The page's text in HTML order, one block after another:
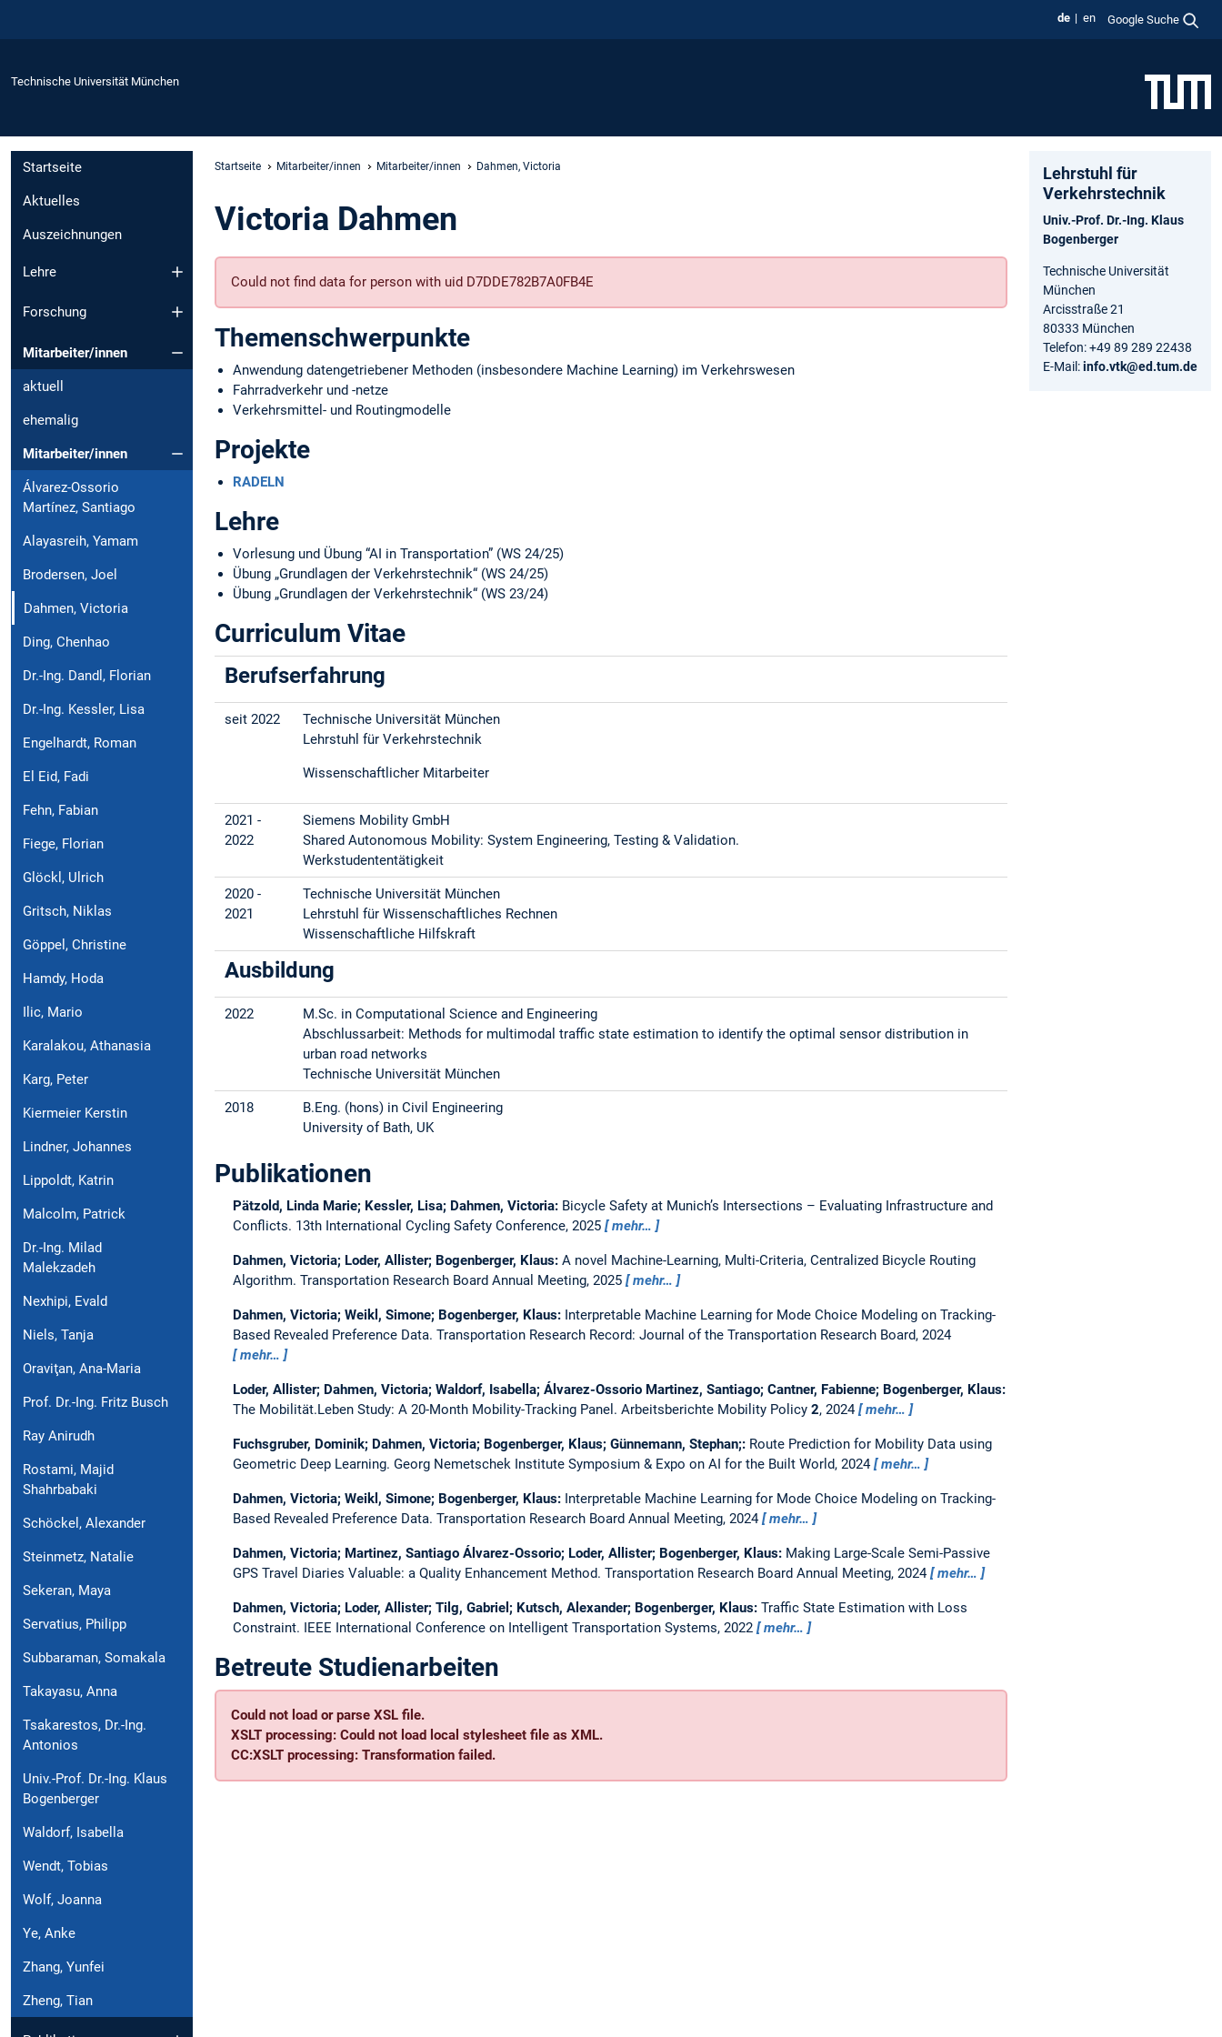
de en Google Suche
Technische Universität München
Startseite
Aktuelles
Auszeichnungen
Lehre
Forschung
Mitarbeiter/innen
aktuell
ehemalig
Mitarbeiter/innen
Álvarez-Ossorio
Martínez, Santiago
Alayasreih, Yamam
Brodersen, Joel
Dahmen, Victoria
Ding, Chenhao
Dr.-Ing. Dandl, Florian
Dr.-Ing. Kessler, Lisa
Engelhardt, Roman
El Eid, Fadi
Fehn, Fabian
Fiege, Florian
Glöckl, Ulrich
Gritsch, Niklas
Göppel, Christine
Hamdy, Hoda
Ilic, Mario
Karalakou, Athanasia
Karg, Peter
Kiermeier Kerstin
Lindner, Johannes
Lippoldt, Katrin
Malcolm, Patrick
Dr.-Ing. Milad
Malekzadeh
Nexhipi, Evald
Niels, Tanja
Oraviţan, Ana-Maria
Prof. Dr.-Ing. Fritz Busch
Ray Anirudh
Rostami, Majid
Shahrbabaki
Schöckel, Alexander
Steinmetz, Natalie
Sekeran, Maya
Servatius, Philipp
Subbaraman, Somakala
Takayasu, Anna
Tsakarestos, Dr.-Ing.
Antonios
Univ.-Prof. Dr.-Ing. Klaus
Bogenberger
Waldorf, Isabella
Wendt, Tobias
Wolf, Joanna
Ye, Anke
Zhang, Yunfei
Zheng, Tian
Startseite Mitarbeiter/innen Mitarbeiter/innen Dahmen, Victoria
Victoria Dahmen
Could not find data for person with uid D7DDE782B7A0FB4E
Themenschwerpunkte
Anwendung datengetriebener Methoden (insbesondere Machine Learning) im Verkehrswesen
Fahrradverkehr und -netze
Verkehrsmittel- und Routingmodelle
Projekte
RADELN
Lehre
Vorlesung und Übung “AI in Transportation” (WS 24/25)
Übung „Grundlagen der Verkehrstechnik“ (WS 24/25)
Übung „Grundlagen der Verkehrstechnik“ (WS 23/24)
Curriculum Vitae
Berufserfahrung
seit 2022
Technische Universität München
Lehrstuhl für Verkehrstechnik
Wissenschaftlicher Mitarbeiter
2021 -
2022
Siemens Mobility GmbH
Shared Autonomous Mobility: System Engineering, Testing & Validation.
Werkstudententätigkeit
2020 -
2021
Technische Universität München
Lehrstuhl für Wissenschaftliches Rechnen
Wissenschaftliche Hilfskraft
Ausbildung
2022
M.Sc. in Computational Science and Engineering
Abschlussarbeit: Methods for multimodal traffic state estimation to identify the optimal sensor distribution in
urban road networks
Technische Universität München
2018
B.Eng. (hons) in Civil Engineering
University of Bath, UK
Publikationen
Pätzold, Linda Marie; Kessler, Lisa; Dahmen, Victoria: Bicycle Safety at Munich’s Intersections – Evaluating Infrastructure and
Conflicts. 13th International Cycling Safety Conference, 2025 mehr…
Dahmen, Victoria; Loder, Allister; Bogenberger, Klaus: A novel Machine-Learning, Multi-Criteria, Centralized Bicycle Routing
Algorithm. Transportation Research Board Annual Meeting, 2025 mehr…
Dahmen, Victoria; Weikl, Simone; Bogenberger, Klaus: Interpretable Machine Learning for Mode Choice Modeling on Tracking-
Based Revealed Preference Data. Transportation Research Record: Journal of the Transportation Research Board, 2024
mehr…
Loder, Allister; Dahmen, Victoria; Waldorf, Isabella; Álvarez-Ossorio Martinez, Santiago; Cantner, Fabienne; Bogenberger, Klaus:
The Mobilität.Leben Study: A 20-Month Mobility-Tracking Panel. Arbeitsberichte Mobility Policy 2, 2024 mehr…
Fuchsgruber, Dominik; Dahmen, Victoria; Bogenberger, Klaus; Günnemann, Stephan;: Route Prediction for Mobility Data using
Geometric Deep Learning. Georg Nemetschek Institute Symposium & Expo on AI for the Built World, 2024 mehr…
Dahmen, Victoria; Weikl, Simone; Bogenberger, Klaus: Interpretable Machine Learning for Mode Choice Modeling on Tracking-
Based Revealed Preference Data. Transportation Research Board Annual Meeting, 2024 mehr…
Dahmen, Victoria; Martinez, Santiago Álvarez-Ossorio; Loder, Allister; Bogenberger, Klaus: Making Large-Scale Semi-Passive
GPS Travel Diaries Valuable: a Quality Enhancement Method. Transportation Research Board Annual Meeting, 2024 mehr…
Dahmen, Victoria; Loder, Allister; Tilg, Gabriel; Kutsch, Alexander; Bogenberger, Klaus: Traffic State Estimation with Loss
Constraint. IEEE International Conference on Intelligent Transportation Systems, 2022 mehr…
Betreute Studienarbeiten
Could not load or parse XSL file.
XSLT processing: Could not load local stylesheet file as XML.
CC:XSLT processing: Transformation failed.
Lehrstuhl für
Verkehrstechnik
Univ.-Prof. Dr.-Ing. Klaus
Bogenberger
Technische Universität
München
Arcisstraße 21
80333 München
Telefon: +49 89 289 22438
E-Mail:info.vtk@ed.tum.de